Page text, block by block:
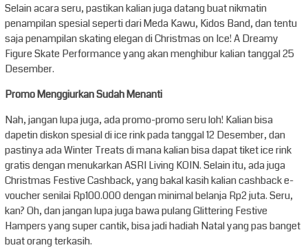
Selain acara seru, pastikan kalian juga datang buat nikmatin
penampilan spesial seperti dari Meda Kawu, Kidos Band, dan tentu
saja penampilan skating elegan di Christmas on Ice! A Dreamy
Figure Skate Performance yang akan menghibur kalian tanggal 25
Desember.
Promo Menggiurkan Sudah Menanti
Nah, jangan lupa juga, ada promo-promo seru loh! Kalian bisa
dapetin diskon spesial di ice rink pada tanggal 12 Desember, dan
pastinya ada Winter Treats di mana kalian bisa dapat tiket ice rink
gratis dengan menukarkan ASRI Living KOIN. Selain itu, ada juga
Christmas Festive Cashback, yang bakal kasih kalian cashback e-
voucher senilai Rp100.000 dengan minimal belanja Rp2 juta. Seru,
kan? Oh, dan jangan lupa juga bawa pulang Glittering Festive
Hampers yang super cantik, bisa jadi hadiah Natal yang pas banget
buat orang terkasih.